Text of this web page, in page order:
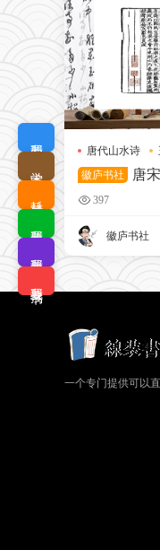
唐代山水诗
徽庐书社
唐
397
徽庐书社
一个专门提供可以